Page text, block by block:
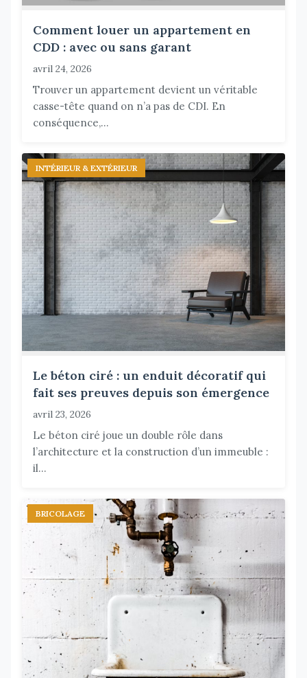
Comment louer un appartement en
CDD : avec ou sans garant
avril 24, 2026
Trouver un appartement devient un véritable
casse-tête quand on n’a pas de CDI. En
conséquence,...
INTÉRIEUR & EXTÉRIEUR
Le béton ciré : un enduit décoratif qui
fait ses preuves depuis son émergence
avril 23, 2026
Le béton ciré joue un double rôle dans
l’architecture et la construction d’un immeuble :
il...
BRICOLAGE